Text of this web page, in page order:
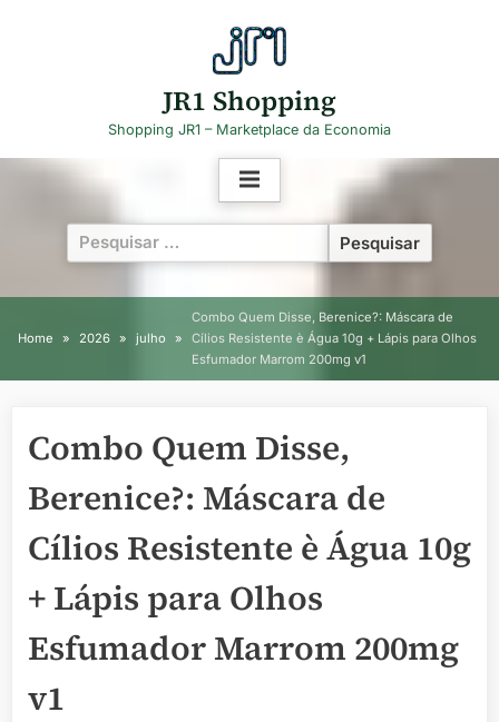
JR1 Shopping
Shopping JR1 – Marketplace da Economia
Pesquisar
por:
Home 2026 julho
Combo Quem Disse, Berenice?: Máscara de
Cílios Resistente è Água 10g + Lápis para Olhos
Esfumador Marrom 200mg v1
Combo Quem Disse,
Berenice?: Máscara de
Cílios Resistente è Água 10g
+ Lápis para Olhos
Esfumador Marrom 200mg
v1